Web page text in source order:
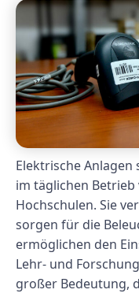
Elektrische Anlagen
im täglichen
Hochschulen. Sie
sorgen für die
ermöglichen den
Lehr- und
großer Bedeutung,